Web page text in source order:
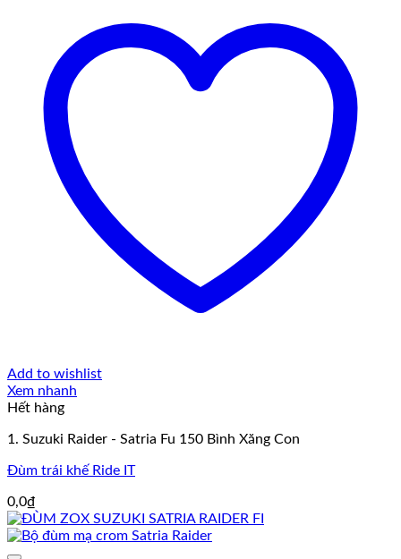
Add to wishlist
Xem nhanh
Hết hàng
1. Suzuki Raider - Satria Fu 150 Bình Xăng Con
Đùm trái khế Ride IT
0,0₫